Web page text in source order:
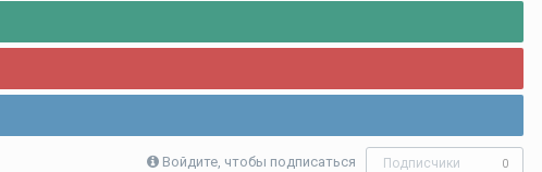
Войдите, чтобы подписаться Подписчики 0